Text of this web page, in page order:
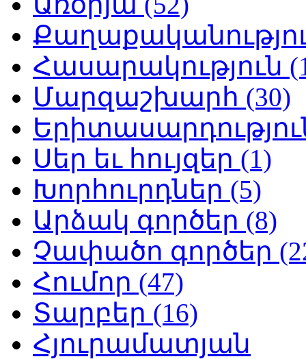
Հասարակություն
Մարզաշխարհ (30)
Սեր եւ հույզեր (1)
Խորհուրդներ (5)
Արձակ գործեր (8)
Չափածո գործեր
Հումոր (47)
Տարբեր (16)
Հյուրամատյան